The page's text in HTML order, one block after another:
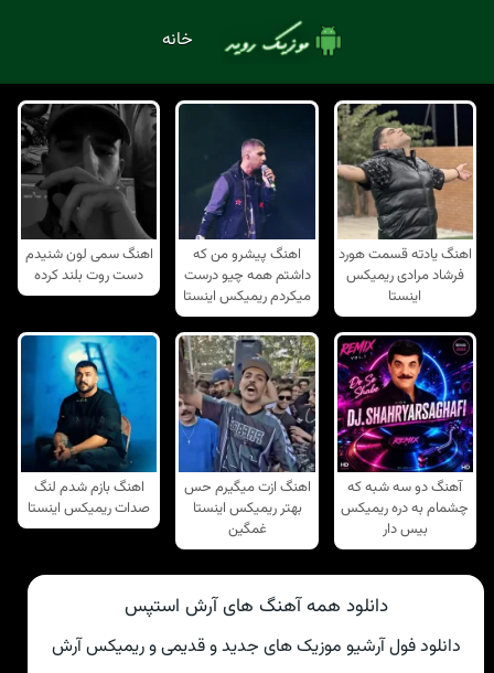
خانه
اهنگ یادته قسمت هورد
فرشاد مرادی ریمیکس
اینستا
اهنگ پیشرو من که
داشتم همه چیو درست
میکردم ریمیکس اینستا
اهنگ سمی لون شنیدم
دست روت بلند کرده
آهنگ دو سه شبه که
چشمام به دره ریمیکس
بیس دار
اهنگ ازت میگیرم حس
بهتر ریمیکس اینستا
غمگین
اهنگ بازم شدم لنگ
صدات ریمیکس اینستا
دانلود همه آهنگ های آرش استپس
دانلود فول آرشیو موزیک های جدید و قدیمی و ریمیکس آرش